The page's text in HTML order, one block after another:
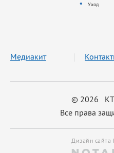
Уход
© 2026
Все права
Медиакит
Дизайн сайта